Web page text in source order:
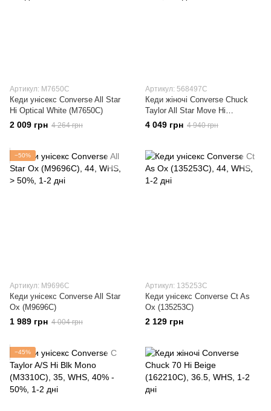
Артикул: M7650C
Кеди унісекс Converse All Star
Hi Optical White (M7650C)
2 009 грн 4 264 грн
Артикул: 568497C
Кеди жіночі Converse Chuck
Taylor All Star Move Hi
(568497C)
4 049 грн 4 940 грн
−50%
Артикул: M9696C
Кеди унісекс Converse All Star
Ox (M9696C)
1 989 грн 4 004 грн
Артикул: 135253C
Кеди унісекс Converse Ct As
Ox (135253C)
2 129 грн
−45%